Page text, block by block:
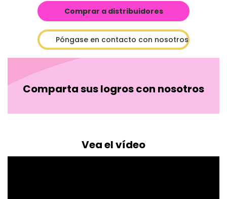
Comprar a distribuidores
Póngase en contacto con nosotros
Comparta sus logros con nosotros
Vea el vídeo